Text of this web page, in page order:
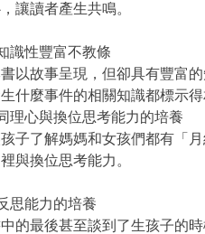
讓讀者產生共鳴。
識性豐富不教條
以故事呈現，但卻具有豐富
什麼事件的相關知識都標示
理心與換位思考能力的培養
子了解媽媽和女孩們都有「
與換位思考能力。
思能力的培養
的最後甚至談到了生孩子的